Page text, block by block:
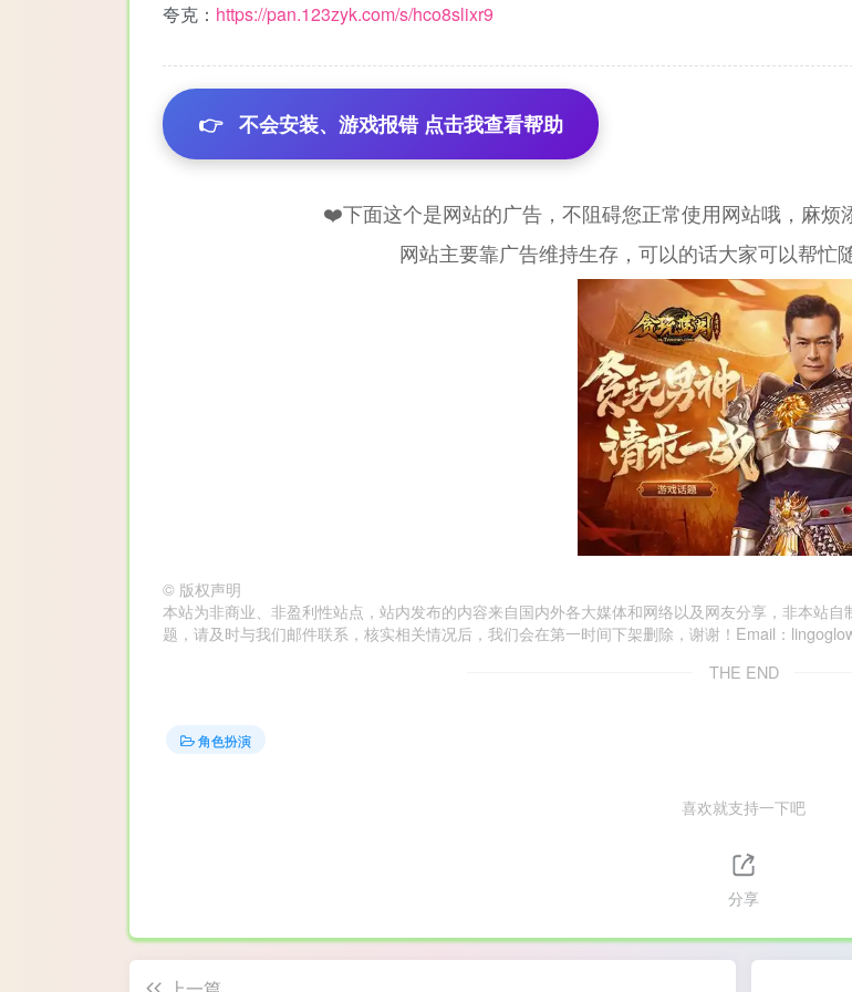
夸克： https://pan.123zyk.com/s/hco8slixr9
👉 不会安装、游戏报错 点击我查看帮助
❤️下面这个是网站的广告，不阻碍您正常使用网站哦，麻
网站主要靠广告维持生存，可以的话大家可以帮忙
© 版权声明
本站为非商业、非盈利性站点，站内发布的内容来自国内外各大媒体和网络以及网友分享，非本站
题，请及时与我们邮件联系，核实相关情况后，我们会在第一时间下架删除，谢谢！Email：
THE END
角色扮演
喜欢就支持一下吧
分享